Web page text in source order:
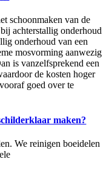
schoonmaken van de
achterstallig onderhoud
onderhoud van een
mosvorming aanwezig
is vanzelfsprekend een
de kosten hoger
goed over te
maken?
We reinigen boeidelen